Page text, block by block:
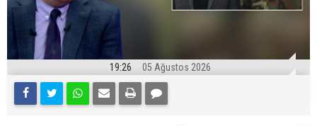
19:26 05 Ağustos 2026